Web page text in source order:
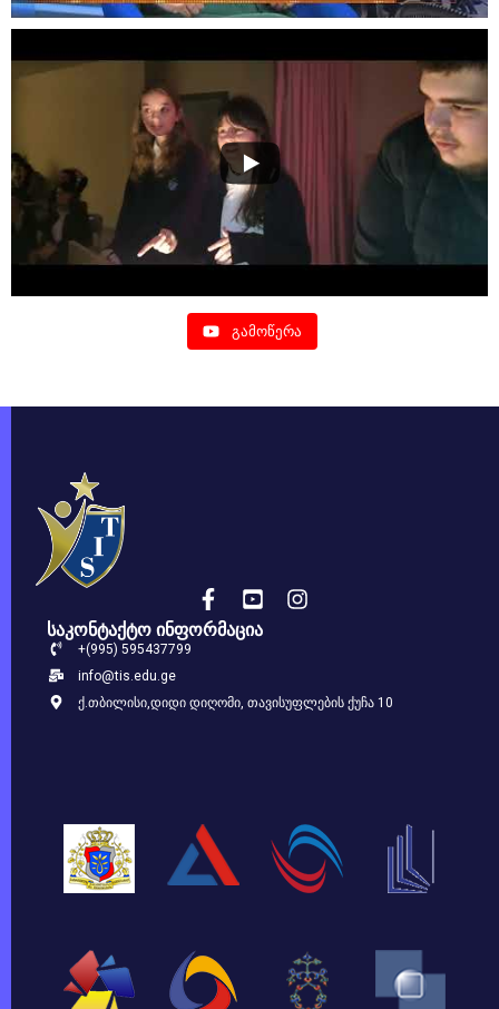
გამოწერა
საკონტაქტო ინფორმაცია
+(995) 595437799
info@tis.edu.ge
ქ.თბილისი,დიდი დიღომი, თავისუფლების ქუჩა 10